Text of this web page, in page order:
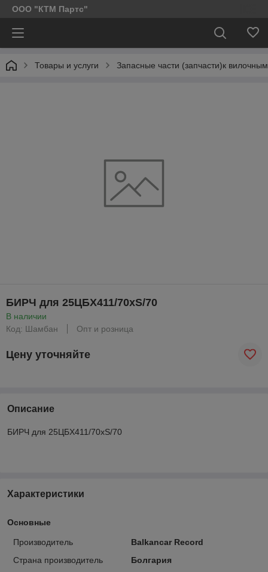
ООО "КТМ Партс"
Товары и услуги Запасные части (запчасти)к
БИРЧ для 25ЦБХ411/70хS/70
В наличии
Код: Шамбан
Опт и розница
Цену уточняйте
Описание
БИРЧ для 25ЦБХ411/70хS/70
Характеристики
Основные
Производитель
Balkancar Record
Страна производитель
Болгария